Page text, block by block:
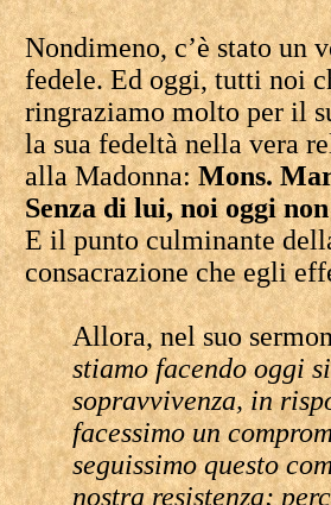
Nondimeno, c’è stato un
fedele. Ed oggi, tutti noi
ringraziamo molto per il
la sua fedeltà nella vera
alla Madonna:Mons.
Senza di lui, noi oggi
E il punto culminante
consacrazione che egli
Allora, nel suo
stiamo facendo oggi
sopravvivenza, in
facessimo un
seguissimo questo
nostra resistenza;